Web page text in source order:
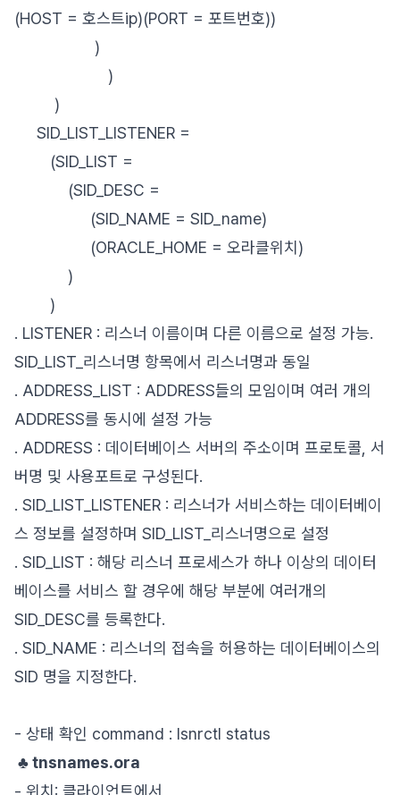
(HOST = 호스트ip)(PORT = 포트번호))
)
)
)
SID_LIST_LISTENER =
(SID_LIST =
(SID_DESC =
(SID_NAME = SID_name)
(ORACLE_HOME = 오라클위치)
)
)
. LISTENER : 리스너 이름이며 다른 이름으로 설정 가능.
SID_LIST_리스너명 항목에서 리스너명과 동일
. ADDRESS_LIST : ADDRESS들의 모임이며 여러 개의
ADDRESS를 동시에 설정 가능
. ADDRESS : 데이터베이스 서버의 주소이며 프로토콜, 서
버명 및 사용포트로 구성된다.
. SID_LIST_LISTENER : 리스너가 서비스하는 데이터베이
스 정보를 설정하며 SID_LIST_리스너명으로 설정
. SID_LIST : 해당 리스너 프로세스가 하나 이상의 데이터
베이스를 서비스 할 경우에 해당 부분에 여러개의
SID_DESC를 등록한다.
. SID_NAME : 리스너의 접속을 허용하는 데이터베이스의
SID 명을 지정한다.
- 상태 확인 command : lsnrctl status
♣ tnsnames.ora
- 위치: 클라이언트에서